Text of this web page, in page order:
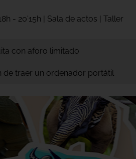
- 20'15h | Sala de actos | Taller
con aforo limitado
de traer un ordenador portátil